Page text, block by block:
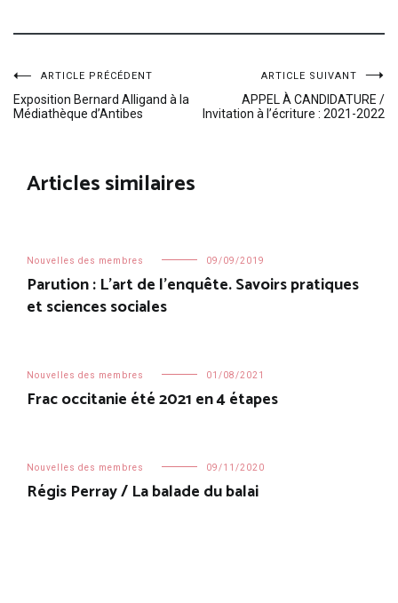
Navigation
de
l’article
ARTICLE PRÉCÉDENT
Exposition Bernard Alligand à la
Médiathèque d’Antibes
ARTICLE SUIVANT
APPEL À CANDIDATURE /
Invitation à l’écriture : 2021-2022
Articles similaires
Nouvelles des membres 09/09/2019
Parution : L’art de l’enquête. Savoirs pratiques
et sciences sociales
Nouvelles des membres 01/08/2021
Frac occitanie été 2021 en 4 étapes
Nouvelles des membres 09/11/2020
Régis Perray / La balade du balai